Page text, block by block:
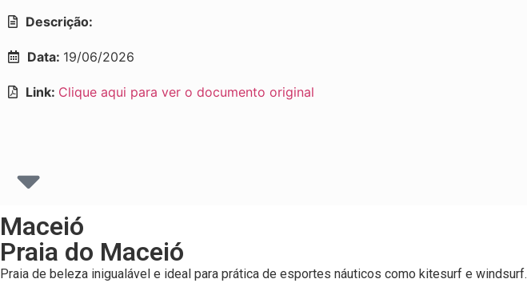
Descrição:
Data: 19/06/2026
Link: Clique aqui para ver o documento original
Maceió
Praia do Maceió
Praia de beleza inigualável e ideal para prática de esportes náuticos como kitesurf e windsurf.